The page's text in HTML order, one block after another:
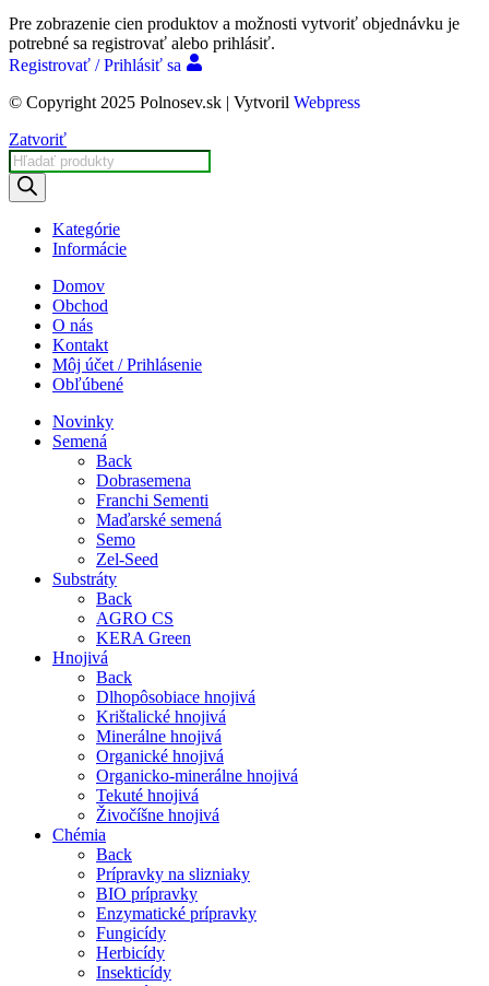
Pre zobrazenie cien produktov a možnosti vytvoriť objednávku je
potrebné sa registrovať alebo prihlásiť.
Registrovať / Prihlásiť sa
© Copyright 2025 Polnosev.sk | Vytvoril Webpress
Zatvoriť
Products
search
Kategórie
Informácie
Domov
Obchod
O nás
Kontakt
Môj účet / Prihlásenie
Obľúbené
Novinky
Semená
Back
Dobrasemena
Franchi Sementi
Maďarské semená
Semo
Zel-Seed
Substráty
Back
AGRO CS
KERA Green
Hnojivá
Back
Dlhopôsobiace hnojivá
Krištalické hnojivá
Minerálne hnojivá
Organické hnojivá
Organicko-minerálne hnojivá
Tekuté hnojivá
Živočíšne hnojivá
Chémia
Back
Prípravky na slizniaky
BIO prípravky
Enzymatické prípravky
Fungicídy
Herbicídy
Insekticídy